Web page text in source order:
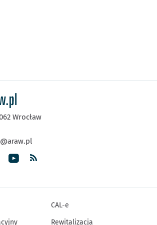
Wrocław
CAL-e
Rewitalizacja